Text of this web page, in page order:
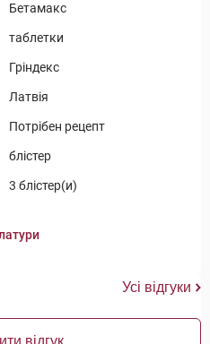
Бетамакс
таблетки
Гріндекс
Латвія
Потрібен рецепт
блістер
3 блістер(и)
Усі відгуки
відгук